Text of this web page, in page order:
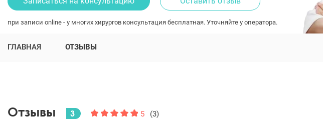
при записи online - у многих хирургов консультация бесплатная. Уточняйте у оператора.
ГЛАВНАЯ ОТЗЫВЫ
Отзывы 3 5 (3)